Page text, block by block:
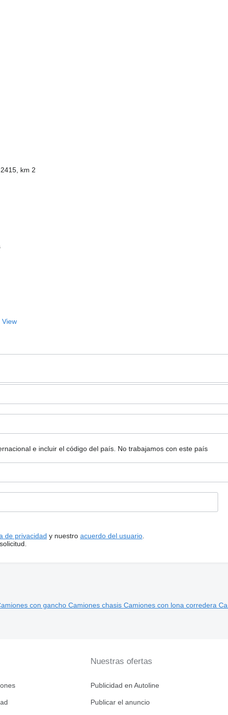
km 2
View
e incluir el código del país. No trabajamos con este país
de privacidad y nuestro acuerdo del usuario.
con gancho Camiones chasis Camiones con lona corredera
Nuestras ofertas
Publicidad en Autoline
Publicar el anuncio